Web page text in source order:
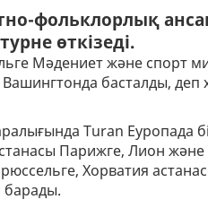
фольклорлық
өткізеді.
Мәдениет және спорт
Вашингтонда басталды,
Turan Еуропада
Парижге, Лион
Хорватия
барады.